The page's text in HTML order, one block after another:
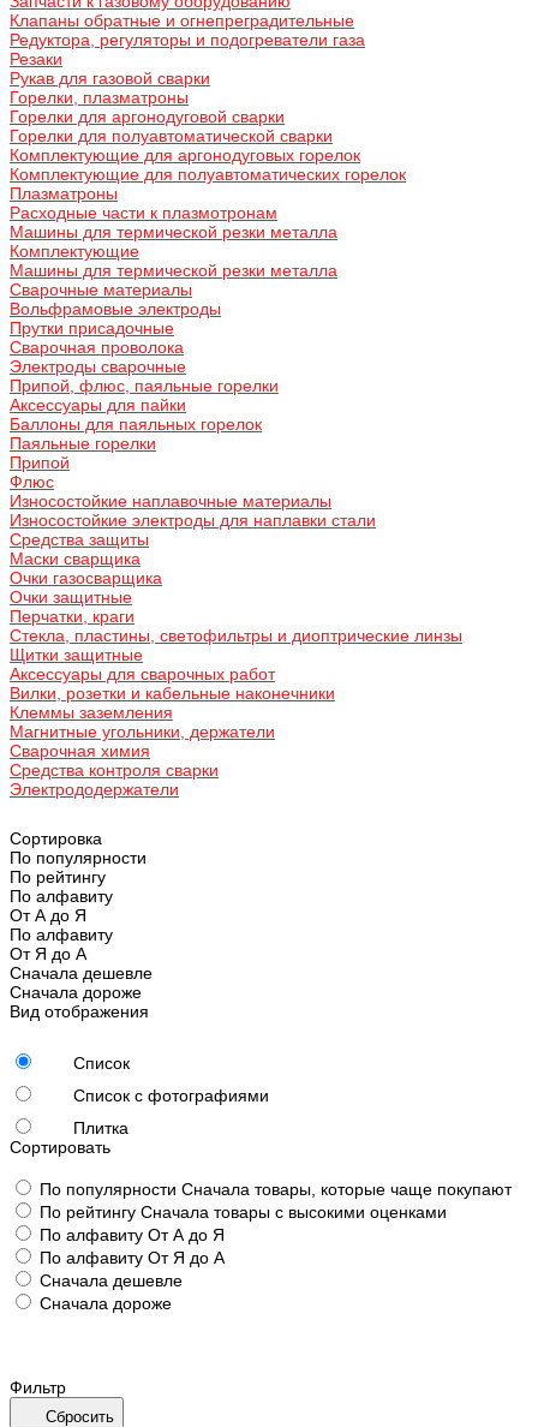
Клапаны обратные и огнепреградительные
Редуктора, регуляторы и подогреватели газа
Резаки
Рукав для газовой сварки
Горелки, плазматроны
Горелки для аргонодуговой сварки
Горелки для полуавтоматической сварки
Комплектующие для аргонодуговых горелок
Комплектующие для полуавтоматических горелок
Плазматроны
Расходные части к плазмотронам
Машины для термической резки металла
Комплектующие
Машины для термической резки металла
Сварочные материалы
Вольфрамовые электроды
Прутки присадочные
Сварочная проволока
Электроды сварочные
Припой, флюс, паяльные горелки
Аксессуары для пайки
Баллоны для паяльных горелок
Паяльные горелки
Припой
Флюс
Износостойкие наплавочные материалы
Износостойкие электроды для наплавки стали
Средства защиты
Маски сварщика
Очки газосварщика
Очки защитные
Перчатки, краги
Стекла, пластины, светофильтры и диоптрические линзы
Щитки защитные
Аксессуары для сварочных работ
Вилки, розетки и кабельные наконечники
Клеммы заземления
Магнитные угольники, держатели
Сварочная химия
Средства контроля сварки
Электрододержатели
Сортировка
По популярности
По рейтингу
По алфавиту
От А до Я
По алфавиту
От Я до А
Сначала дешевле
Сначала дороже
Вид отображения
Список
Список с фотографиями
Плитка
Сортировать
По популярности Сначала товары, которые чаще покупают
По рейтингу Сначала товары с высокими оценками
По алфавиту От А до Я
По алфавиту От Я до А
Сначала дешевле
Сначала дороже
Фильтр
Сбросить